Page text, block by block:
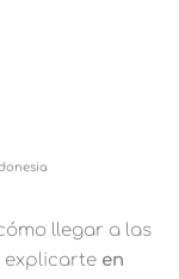
llegar a las
explicarte en